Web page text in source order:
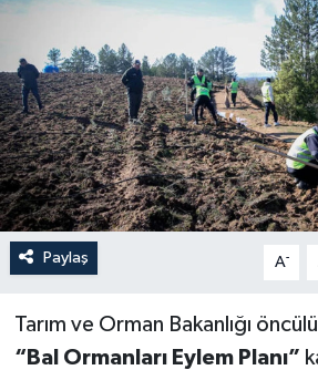
Paylaş A-
Tarım ve Orman Bakanlığı
“Bal Ormanları Eylem Planı”